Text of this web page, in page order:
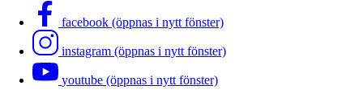
facebook (öppnas i nytt fönster)
instagram (öppnas i nytt fönster)
youtube (öppnas i nytt fönster)